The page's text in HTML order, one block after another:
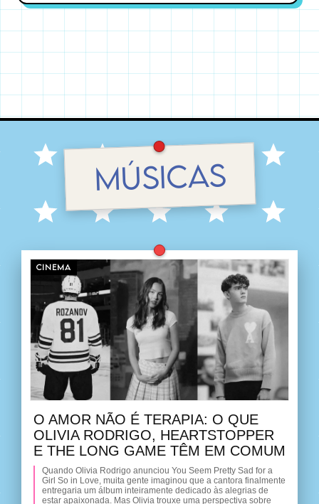
MÚSICAS
CINEMA
O AMOR NÃO É TERAPIA: O QUE
OLIVIA RODRIGO, HEARTSTOPPER
E THE LONG GAME TÊM EM COMUM
Quando Olivia Rodrigo anunciou You Seem Pretty Sad for a
Girl So in Love, muita gente imaginou que a cantora finalmente
entregaria um álbum inteiramente dedicado às alegrias de
estar apaixonada. Mas Olivia trouxe uma perspectiva sobre